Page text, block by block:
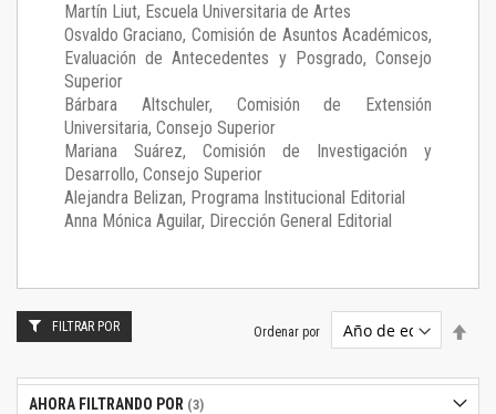
Martín Liut, Escuela Universitaria de Artes
Osvaldo Graciano, Comisión de Asuntos Académicos,
Evaluación de Antecedentes y Posgrado, Consejo
Superior
Bárbara Altschuler, Comisión de Extensión
Universitaria, Consejo Superior
Mariana Suárez, Comisión de Investigación y
Desarrollo, Consejo Superior
Alejandra Belizan, Programa Institucional Editorial
Anna Mónica Aguilar, Dirección General Editorial
Ordenar por
FILTRAR POR
AHORA FILTRANDO POR